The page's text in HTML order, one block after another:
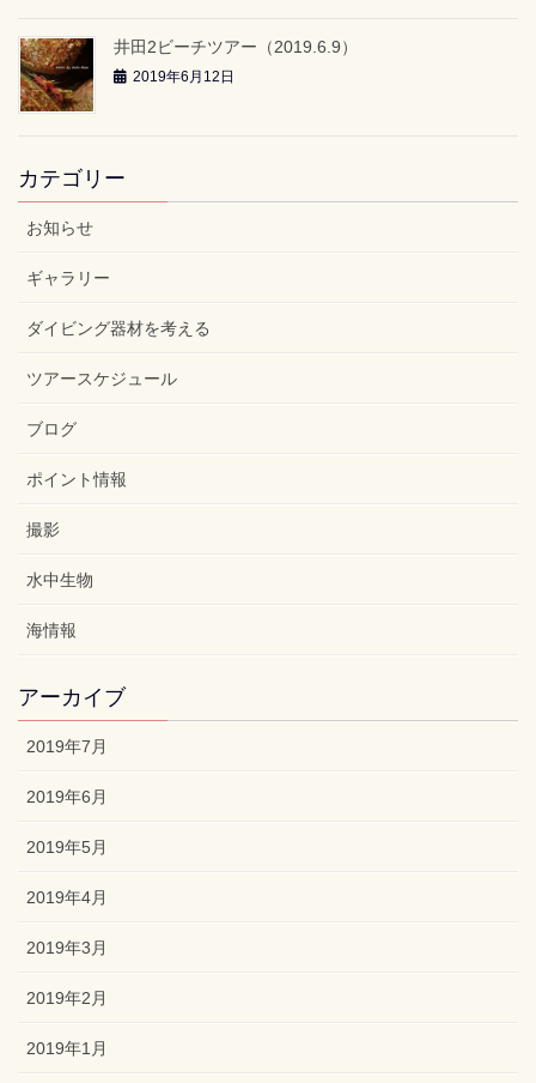
井田2ビーチツアー（2019.6.9）
2019年6月12日
カテゴリー
お知らせ
ギャラリー
ダイビング器材を考える
ツアースケジュール
ブログ
ポイント情報
撮影
水中生物
海情報
アーカイブ
2019年7月
2019年6月
2019年5月
2019年4月
2019年3月
2019年2月
2019年1月